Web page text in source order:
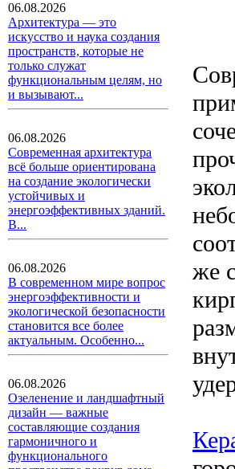
06.08.2026
Архитектура — это
искусство и наука создания
пространств, которые не
только служат
функциональным целям, но
и вызывают...
06.08.2026
Современная архитектура
всё больше ориентирована
на создание экологически
устойчивых и
энергоэффективных зданий.
В...
06.08.2026
В современном мире вопрос
энергоэффективности и
экологической безопасности
становится все более
актуальным. Особенно...
06.08.2026
Озеленение и ландшафтный
дизайн — важные
составляющие создания
гармоничного и
функционального
же